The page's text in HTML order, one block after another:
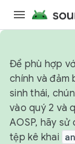
Để phù hợp
chính và đảm
sinh thái,
vào quý 2 và
AOSP, hãy sử
tệp kê khai